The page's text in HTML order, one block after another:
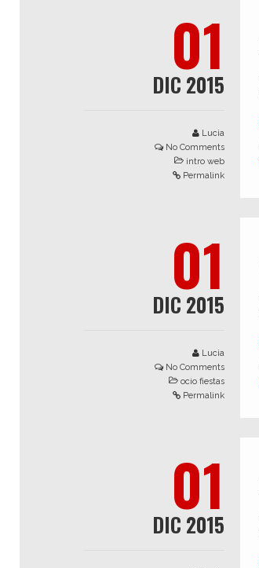
01
DIC 2015
Lucia
No Comments
intro web
Permalink
01
DIC 2015
Lucia
No Comments
ocio fiestas
Permalink
01
DIC 2015